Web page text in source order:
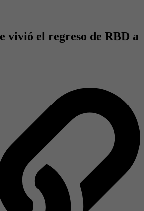
vivió el regreso de RBD a